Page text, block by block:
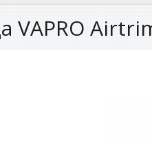
VAPRO